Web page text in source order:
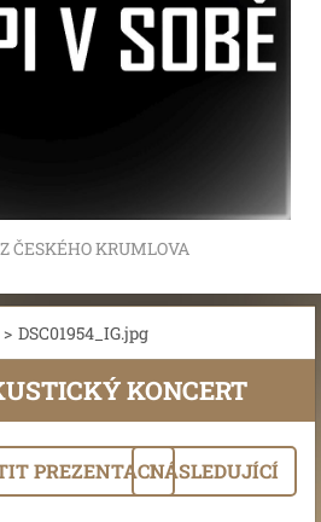
ČESKÉHO KRUMLOVA
> DSC01954_IG.jpg
KONCERT
PREZENTACINÁSLEDUJÍCÍ